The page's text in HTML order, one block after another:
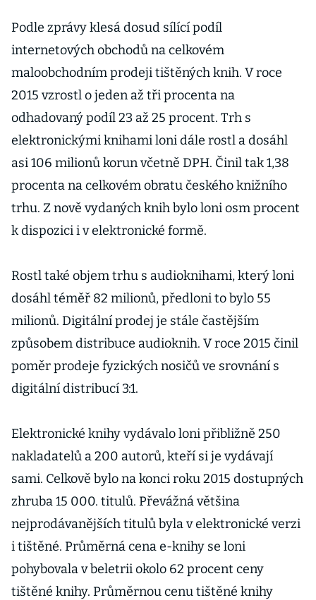
Podle zprávy klesá dosud sílící podíl
internetových obchodů na celkovém
maloobchodním prodeji tištěných knih. V roce
2015 vzrostl o jeden až tři procenta na
odhadovaný podíl 23 až 25 procent. Trh s
elektronickými knihami loni dále rostl a dosáhl
asi 106 milionů korun včetně DPH. Činil tak 1,38
procenta na celkovém obratu českého knižního
trhu. Z nově vydaných knih bylo loni osm procent
k dispozici i v elektronické formě.
Rostl také objem trhu s audioknihami, který loni
dosáhl téměř 82 milionů, předloni to bylo 55
milionů. Digitální prodej je stále častějším
způsobem distribuce audioknih. V roce 2015 činil
poměr prodeje fyzických nosičů ve srovnání s
digitální distribucí 3:1.
Elektronické knihy vydávalo loni přibližně 250
nakladatelů a 200 autorů, kteří si je vydávají
sami. Celkově bylo na konci roku 2015 dostupných
zhruba 15 000. titulů. Převážná většina
nejprodávanějších titulů byla v elektronické verzi
i tištěné. Průměrná cena e-knihy se loni
pohybovala v beletrii okolo 62 procent ceny
tištěné knihy. Průměrnou cenu tištěné knihy